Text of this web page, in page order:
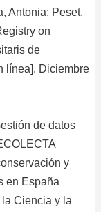
Antonia; Peset,
on
de
línea]. Diciembre
de datos
y
en España
Ciencia y la